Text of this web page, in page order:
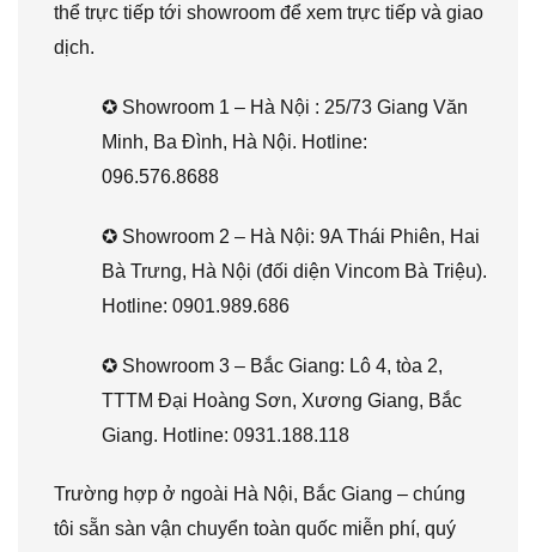
thể trực tiếp tới showroom để xem trực tiếp và giao
dịch.
✪ Showroom 1 – Hà Nội : 25/73 Giang Văn
Minh, Ba Đình, Hà Nội. Hotline:
096.576.8688
✪ Showroom 2 – Hà Nội: 9A Thái Phiên, Hai
Bà Trưng, Hà Nội (đối diện Vincom Bà Triệu).
Hotline: 0901.989.686
✪ Showroom 3 – Bắc Giang: Lô 4, tòa 2,
TTTM Đại Hoàng Sơn, Xương Giang, Bắc
Giang. Hotline: 0931.188.118
Trường hợp ở ngoài Hà Nội, Bắc Giang – chúng
tôi sẵn sàn vận chuyển toàn quốc miễn phí, quý